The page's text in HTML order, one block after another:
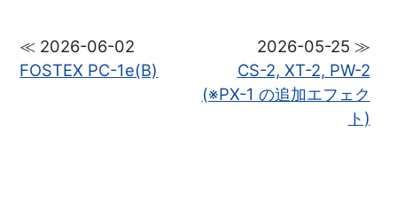
≪ 2026-06-02
FOSTEX PC-1e(B)
2026-05-25 ≫
CS-2, XT-2, PW-2
(※PX-1 の追加エフェク
ト)